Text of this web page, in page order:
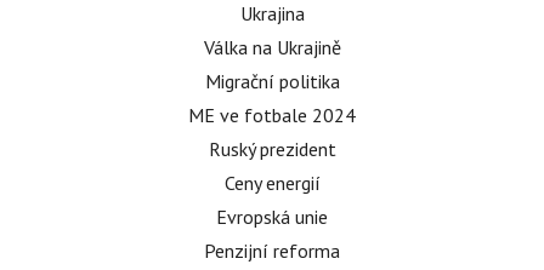
Ukrajina
Válka na Ukrajině
Migrační politika
ME ve fotbale 2024
Ruský prezident
Ceny energií
Evropská unie
Penzijní reforma